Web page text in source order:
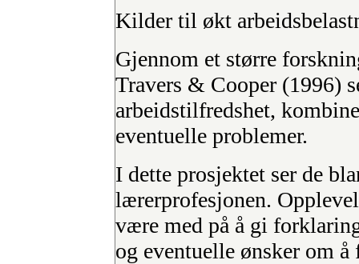
Kilder til økt
Gjennom et større
Travers & Cooper (1996)
arbeidstilfredshet,
eventuelle problemer.
I dette prosjektet ser de
lærerprofesjonen.
være med på å gi
og eventuelle ønsker om